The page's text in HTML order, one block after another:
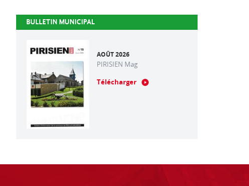
BULLETIN MUNICIPAL
AOÛT 2026
PIRISIEN Mag
Télécharger